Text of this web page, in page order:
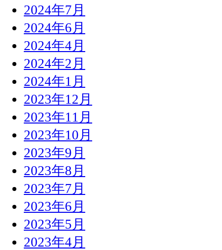
2024年7月
2024年6月
2024年4月
2024年2月
2024年1月
2023年12月
2023年11月
2023年10月
2023年9月
2023年8月
2023年7月
2023年6月
2023年5月
2023年4月